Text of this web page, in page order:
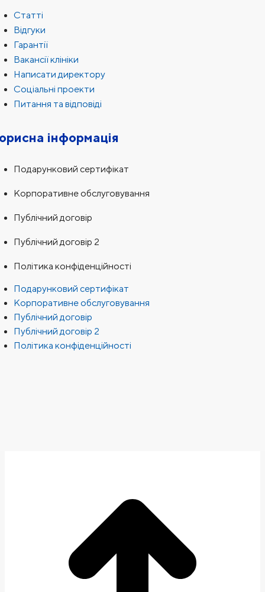
Статті
Відгуки
Гарантії
Вакансії клініки
Написати директору
Соціальні проекти
Питання та відповіді
інформація
Подарунковий сертифікат
Корпоративне обслуговування
Публічний договір
Публічний договір 2
Політика конфіденційності
Подарунковий сертифікат
Корпоративне обслуговування
Публічний договір
Публічний договір 2
Політика конфіденційності